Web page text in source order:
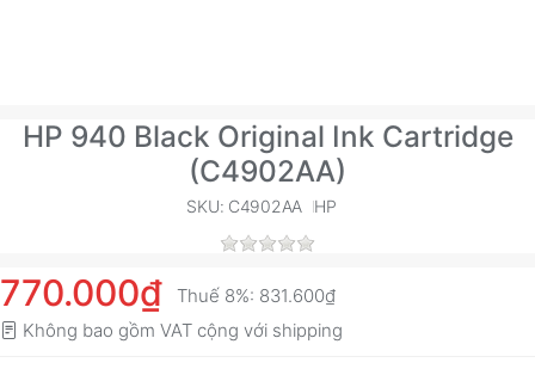
HP 940 Black Original Ink Cartridge
(C4902AA)
SKU: C4902AA HP
770.000₫ Thuế 8%: 831.600₫
Không bao gồm VAT cộng với shipping